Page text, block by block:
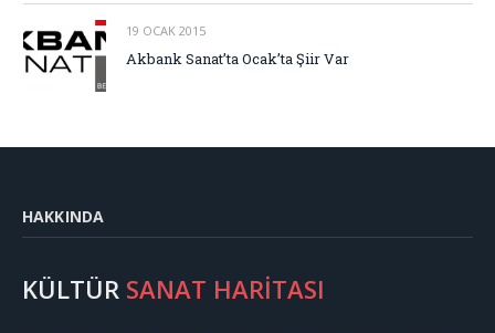
19 OCAK 2015
Akbank Sanat’ta Ocak’ta Şiir Var
HAKKINDA
KÜLTÜR SANAT HARİTASI